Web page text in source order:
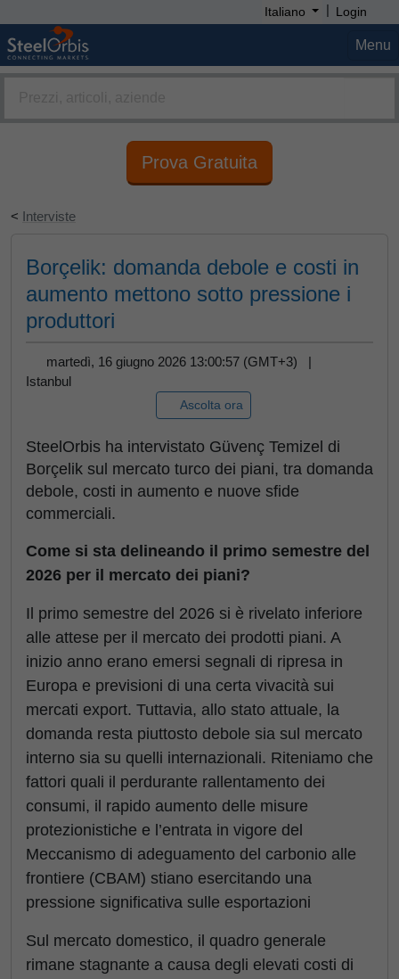
Italiano | Login
Menu
Prova Gratuita
< Interviste
Borçelik: domanda debole e costi in
aumento mettono sotto pressione i
produttori
martedì, 16 giugno 2026 13:00:57 (GMT+3) |
Istanbul
Ascolta ora
SteelOrbis ha intervistato Güvenç Temizel di
Borçelik sul mercato turco dei piani, tra domanda
debole, costi in aumento e nuove sfide
commerciali.
Come si sta delineando il primo semestre del
2026 per il mercato dei piani?
Il primo semestre del 2026 si è rivelato inferiore
alle attese per il mercato dei prodotti piani. A
inizio anno erano emersi segnali di ripresa in
Europa e previsioni di una certa vivacità sui
mercati export. Tuttavia, allo stato attuale, la
domanda resta piuttosto debole sia sul mercato
interno sia su quelli internazionali. Riteniamo che
fattori quali il perdurante rallentamento dei
consumi, il rapido aumento delle misure
protezionistiche e l’entrata in vigore del
Meccanismo di adeguamento del carbonio alle
frontiere (CBAM) stiano esercitando una
pressione significativa sulle esportazioni
Sul mercato domestico, il quadro generale
rimane stagnante a causa degli elevati costi di